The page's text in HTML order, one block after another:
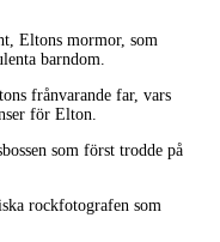
Eltons mormor, som
barndom.
frånvarande far, vars
för Elton.
som först trodde på
rockfotografen som